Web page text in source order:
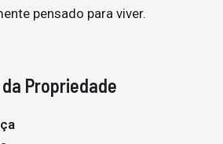
pensado para viver.
Propriedade